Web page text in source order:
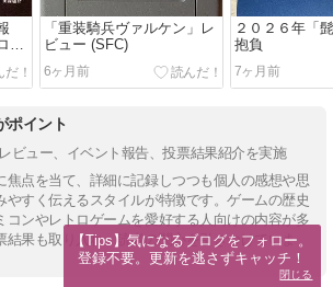
ク
「重装騎兵ヴァルケン」レ
ビュー (SFC)
6ヶ月前
２０２６年「
抱負
7ヶ月前
ポイント
ビュー、イベント報告、投票結果紹介を実施
焦点を当て、詳細に記録しつつも個人の感想や思
やすく伝えるスタイルが特徴です。ゲームの歴史
コンやレトロゲームを愛好する人向けの内容が多
結果も取り入れ、読者の関心を引きつけていま
【Tips】気になるブログをフォロー。
登録不要。更新を逃さずキャッチ！
閉じる